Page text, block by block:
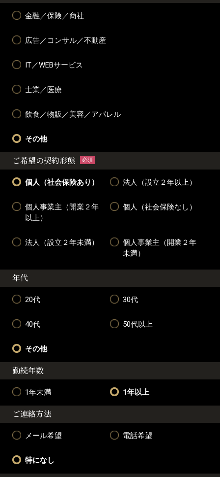
金融／保険／商社
広告／コンサル／不動産
IT／WEBサービス
士業／医療
飲食／物販／美容／アパレル
その他
ご希望の契約形態 必須
個人（社会保険あり） 法人（設立２年以上）
個人事業主（開業２年
以上）
個人（社会保険なし）
法人（設立２年未満）
個人事業主（開業２年
未満）
年代
20代 30代
40代 50代以上
その他
勤続年数
1年未満 1年以上
ご連絡方法
メール希望 電話希望
特になし